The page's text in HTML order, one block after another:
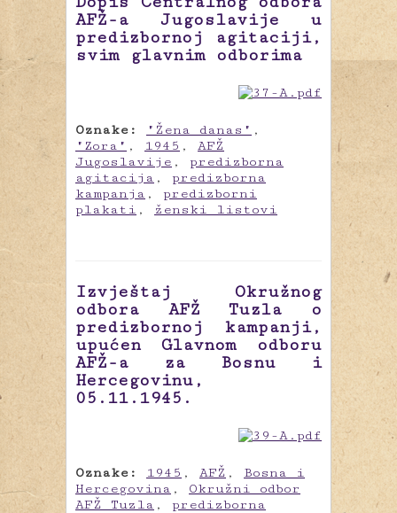
AFŽ-a Jugoslavije u
predizbornoj agitaciji,
svim glavnim odborima
Oznake: "Žena danas" ,
"Zora" , 1945 , AFŽ
Jugoslavije , predizborna
agitacija , predizborna
kampanja , predizborni
plakati , ženski listovi
Izvještaj Okružnog
odbora AFŽ Tuzla o
predizbornoj kampanji,
upućen Glavnom odboru
AFŽ-a za Bosnu i
Hercegovinu,
05.11.1945.
Oznake: 1945 , AFŽ , Bosna i
Hercegovina , Okružni odbor
AFŽ Tuzla , predizborna